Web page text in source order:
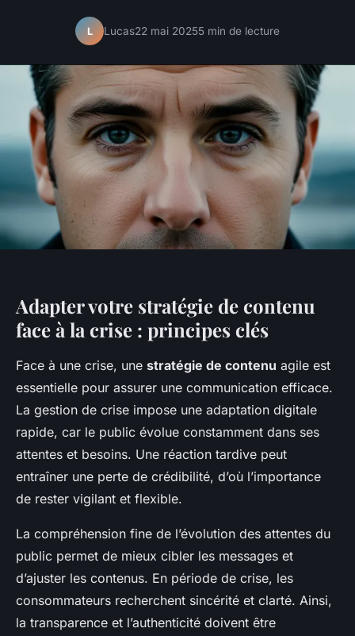
L Lucas22 mai 20255 min de lecture
Adapter votre stratégie de contenu
face à la crise : principes clés
Face à une crise, une stratégie de contenu agile est
essentielle pour assurer une communication efficace.
La gestion de crise impose une adaptation digitale
rapide, car le public évolue constamment dans ses
attentes et besoins. Une réaction tardive peut
entraîner une perte de crédibilité, d’où l’importance
de rester vigilant et flexible.
La compréhension fine de l’évolution des attentes du
public permet de mieux cibler les messages et
d’ajuster les contenus. En période de crise, les
consommateurs recherchent sincérité et clarté. Ainsi,
la transparence et l’authenticité doivent être